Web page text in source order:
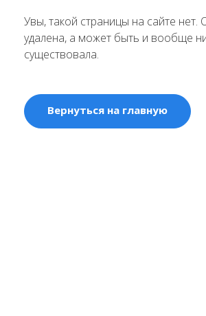
Увы, такой страницы на сайте нет.
удалена, а может быть и вообще
существовала.
Вернуться на главную